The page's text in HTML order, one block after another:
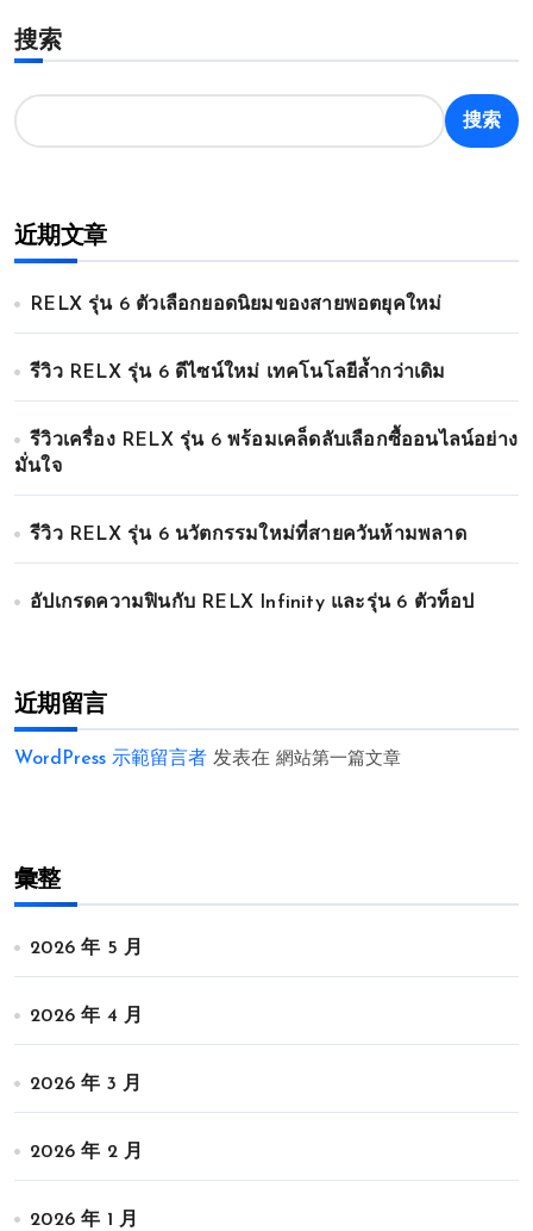
搜索
搜索
近期文章
RELX รุ่น 6 ตัวเลือกยอดนิยมของสายพอตยุคใหม่
รีวิว RELX รุ่น 6 ดีไซน์ใหม่ เทคโนโลยีล้ำกว่าเดิม
รีวิวเครื่อง RELX รุ่น 6 พร้อมเคล็ดลับเลือกซื้ออนไลน์อย่าง
มั่นใจ
รีวิว RELX รุ่น 6 นวัตกรรมใหม่ที่สายควันห้ามพลาด
อัปเกรดความฟินกับ RELX Infinity และรุ่น 6 ตัวท็อป
近期留言
WordPress 示範留言者 发表在 網站第一篇文章
彙整
2026 年 5 月
2026 年 4 月
2026 年 3 月
2026 年 2 月
2026 年 1 月